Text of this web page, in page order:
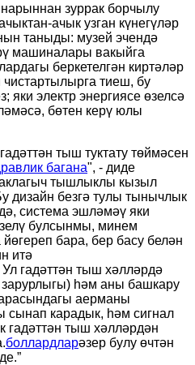
зуррак борчылу
ачык узган күнегүләр
таныды: музей эчендә
машиналары вакыйга
беркетелгән киртәләр
чистартылырга тиеш, бу
яки электр энергиясе өзелсә
бөтен керү юлы
тыш туктату төймәсен
багана", - диде
тышлыклы кызыл
дизайн безгә тулы тынычлык
система эшләмәү яки
булсынмы, минем
бара, бер басу белән
итә
Ул гадәттән тыш хәлләрдә
зарурлыгы) һәм аны башкару
арасындагы аерманы
сынап карадык, һәм сигнал
гадәттән тыш хәлләрдән
боллардларәзер булу өчтән